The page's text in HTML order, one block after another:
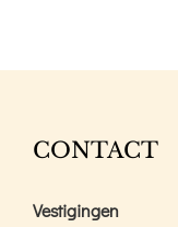
CONTACT
Vestigingen